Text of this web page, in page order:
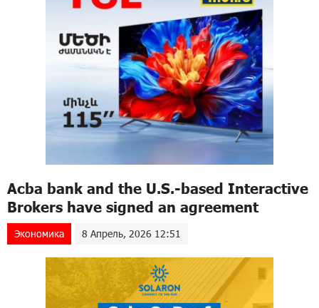
Acba bank and the U.S.-based Interactive
Brokers have signed an agreement
Экономика 8 Апрель, 2026 12:51